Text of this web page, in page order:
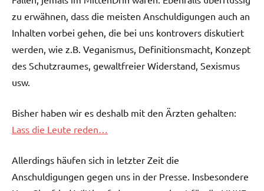
zu erwähnen, dass die meisten Anschuldigungen auch an
Inhalten vorbei gehen, die bei uns kontrovers diskutiert
werden, wie z.B. Veganismus, Definitionsmacht, Konzept
des Schutzraumes, gewaltfreier Widerstand, Sexismus
usw.
Bisher haben wir es deshalb mit den Ärzten gehalten:
Lass die Leute reden…
Allerdings häufen sich in letzter Zeit die
Anschuldigungen gegen uns in der Presse. Insbesondere